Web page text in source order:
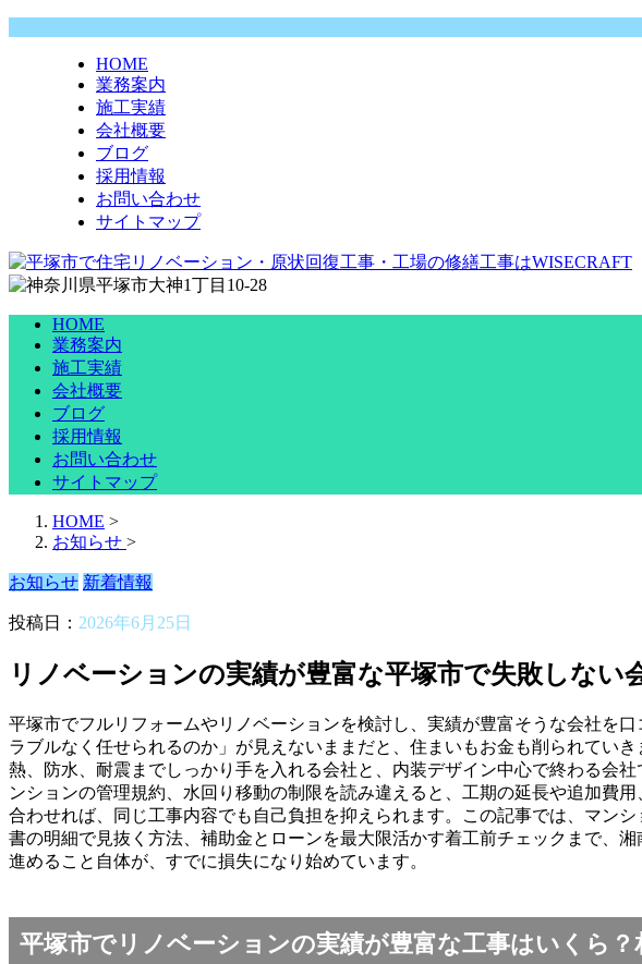
HOME
業務案内
施工実績
会社概要
ブログ
採用情報
お問い合わせ
サイトマップ
HOME
業務案内
施工実績
会社概要
ブログ
採用情報
お問い合わせ
サイトマップ
HOME >
お知らせ >
お知らせ 新着情報
投稿日： 2026年6月25日
リノベーションの実績が豊富な平塚市で失敗しない
平塚市でフルリフォームやリノベーションを検討し、実績が豊富そうな会社を
ラブルなく任せられるのか」が見えないままだと、住まいもお金も削られてい
熱、防水、耐震までしっかり手を入れる会社と、内装デザイン中心で終わる会
ンションの管理規約、水回り移動の制限を読み違えると、工期の延長や追加費
合わせれば、同じ工事内容でも自己負担を抑えられます。この記事では、マン
書の明細で見抜く方法、補助金とローンを最大限活かす着工前チェックまで、
進めること自体が、すでに損失になり始めています。
平塚市でリノベーションの実績が豊富な工事はいくら